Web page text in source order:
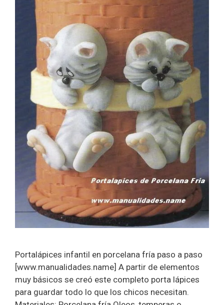
Portalápices infantil en porcelana fría paso a paso
[www.manualidades.name] A partir de elementos
muy básicos se creó este completo porta lápices
para guardar todo lo que los chicos necesitan.